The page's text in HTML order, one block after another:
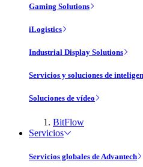
Gaming Solutions
iLogistics
Industrial Display Solutions
Servicios y soluciones de
Soluciones de vídeo
BitFlow
Servicios
Servicios globales de Advantech